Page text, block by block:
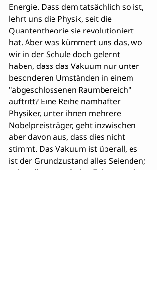
Energie. Dass dem tatsächlich so ist,
lehrt uns die Physik, seit die
Quantentheorie sie revolutioniert
hat. Aber was kümmert uns das, wo
wir in der Schule doch gelernt
haben, dass das Vakuum nur unter
besonderen Umständen in einem
"abgeschlossenen Raumbereich"
auftritt? Eine Reihe namhafter
Physiker, unter ihnen mehrere
Nobelpreisträger, geht inzwischen
aber davon aus, dass dies nicht
stimmt. Das Vakuum ist überall, es
ist der Grundzustand alles Seienden;
seine allgegenwärtige Existenz zeigt